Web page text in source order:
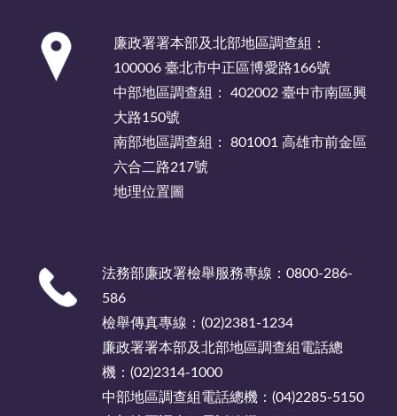
廉政署署本部及北部地區調查組：
100006 臺北市中正區博愛路166號
中部地區調查組： 402002 臺中市南區興
大路150號
南部地區調查組： 801001 高雄市前金區
六合二路217號
地理位置圖
法務部廉政署檢舉服務專線：0800-286-
586
檢舉傳真專線：(02)2381-1234
廉政署署本部及北部地區調查組電話總
機：(02)2314-1000
中部地區調查組電話總機：(04)2285-5150